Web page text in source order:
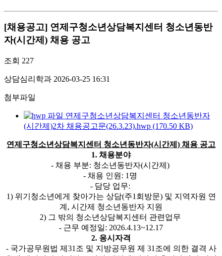
[채용공고] 연제구청소년상담복지센터 청소년동반
자(시간제) 채용 공고
조회 227
상담심리학과 2026-03-25 16:31
첨부파일
연제구청소년상담복지센터 청소년동반자
(시간제)2차 채용공고문(26.3.23).hwp (170.50 KB)
연제구청소년상담복지센터 청소년동반자(시간제) 채용 공고
1. 채용분야
- 채용 부분: 청소년동반자(시간제)
- 채용 인원: 1명
- 담당 업무:
1) 위기청소년에게 찾아가는 상담(주1회방문) 및 지역자원 연
계, 시간제 청소년동반자 지원
2) 그 밖의 청소년상담복지센터 관련업무
- 근무 예정일: 2026.4.13~12.17
2. 응시자격
- 국가공무원법 제31조 및 지방공무원 제 31조에 의한 결격 사